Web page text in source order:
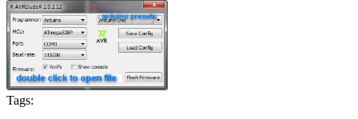
Tags: